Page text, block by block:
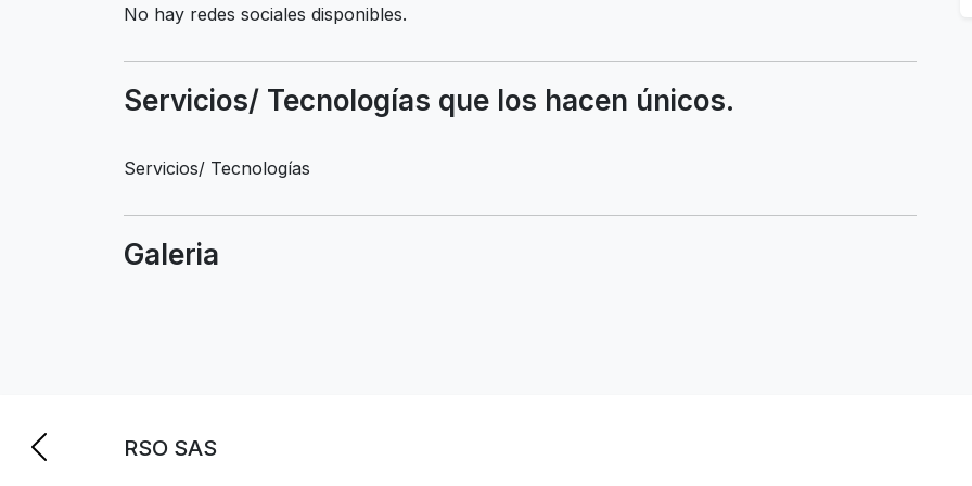
No hay redes sociales disponibles.
Servicios/ Tecnologías que los hacen únicos.
Servicios/ Tecnologías
Galeria
RSO SAS